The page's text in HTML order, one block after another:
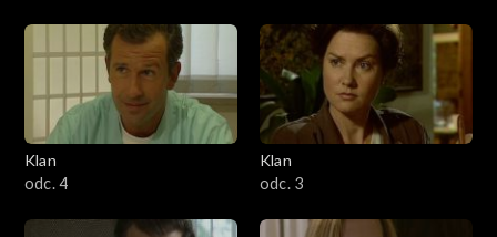
Klan
odc. 4
Klan
odc. 3